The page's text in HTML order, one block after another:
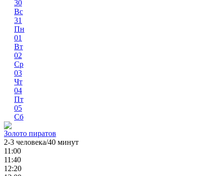
30
Вс
31
Пн
01
Вт
02
Ср
03
Чт
04
Пт
05
Сб
Золото пиратов
2-3 человека/40 минут
11:00
11:40
12:20